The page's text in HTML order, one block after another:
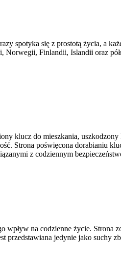
spotyka się z prostotą życia, a
Norwegii, Finlandii, Islandii oraz
klucz do mieszkania,
Strona poświęcona dorabianiu
z codziennym
na codzienne życie. Strona
przedstawiana jedynie jako suchy